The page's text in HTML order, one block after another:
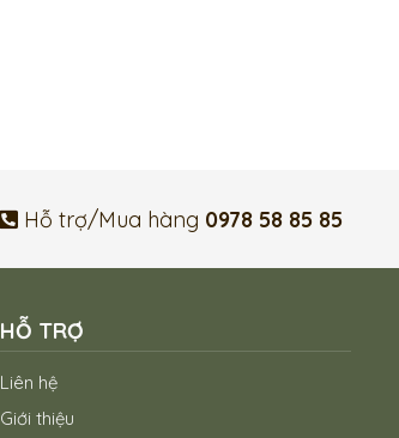
Hỗ trợ/Mua hàng 0978 58 85 85
HỖ TRỢ
Liên hệ
Giới thiệu